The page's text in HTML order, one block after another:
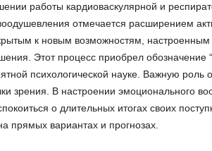
работы кардиоваскулярной и
отмечается расширением
к новым возможностям, настроенным
Этот процесс приобрел обозначение
психологической науке. Важную роль
зрения. В настроении эмоционального
о длительных итогах своих
прямых вариантах и прогнозах.